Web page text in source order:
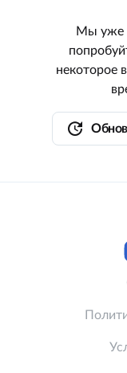
Мы уже
некоторое
update